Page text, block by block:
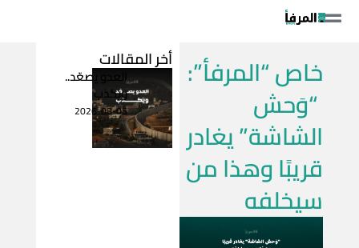
خاص “المرفأ”:
“وَحش
الشاشة” يغادر
قريبًا وهذا من
سيخلفه
أخر المقالات
العدو يصعّد..
ويكذب
2026-08-05